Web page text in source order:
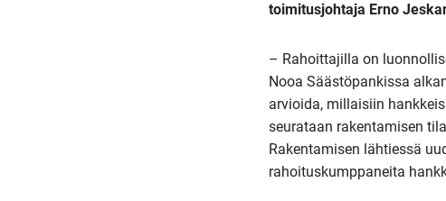
toimitusjohtaja Erno
– Rahoittajilla on
Nooa Säästöpankissa
arvioida, millaisiin
seurataan rakentamisen
Rakentamisen lähtiessä
rahoituskumppaneita